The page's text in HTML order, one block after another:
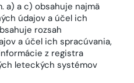
a) a c) obsahuje najmä
údajov a účel ich
rozsah
a účel ich spracúvania,
z registra
leteckých systémov